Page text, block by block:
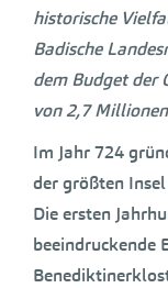
historische
Badische
dem Budget der
von 2,7
Im Jahr 724
der größten
Die ersten
beeindruckende